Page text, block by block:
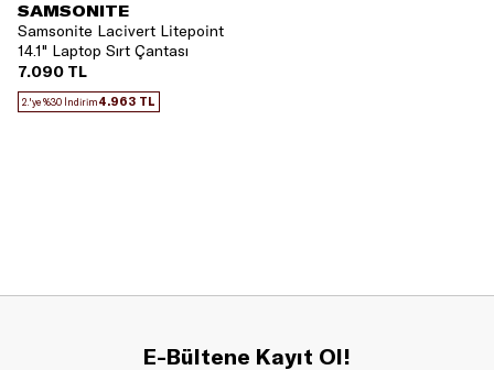
SAMSONITE
Samsonite Lacivert Litepoint
14.1" Laptop Sırt Çantası
7.090 TL
2.'ye %30 İndirim4.963 TL
E-Bültene Kayıt Ol!